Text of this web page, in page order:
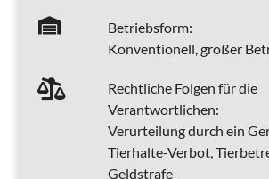
Betriebsform:
Konventionell, großer
Rechtliche Folgen für die
Verantwortlichen:
Verurteilung durch ein
Tierhalte-Verbot,
Geldstrafe